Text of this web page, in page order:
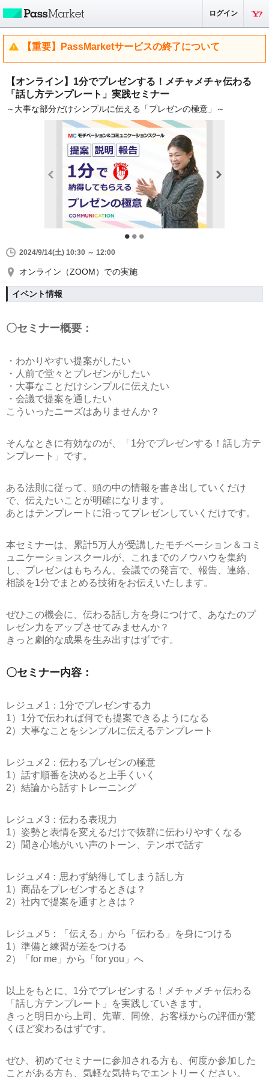
ログイン
【重要】PassMarketサービスの終了について
【オンライン】1分でプレゼンする！メチャメチャ伝わる
「話し方テンプレート」実践セミナー
～大事な部分だけシンプルに伝える「プレゼンの極意」～
2024/9/14(土) 10:30 ～ 12:00
オンライン（ZOOM）での実施
イベント情報
〇セミナー概要：
・わかりやすい提案がしたい
・人前で堂々とプレゼンがしたい
・大事なことだけシンプルに伝えたい
・会議で提案を通したい
こういったニーズはありませんか？
そんなときに有効なのが、
「1分でプレゼンする！話し方テ
ンプレート」 です。
ある法則に従って、頭の中の情報を書き出していくだけ
で、伝えたいことが明確になります。
あとはテンプレートに沿ってプレゼンしていくだけです。
本セミナーは、累計5万人が受講したモチベーション＆コミ
ュニケーションスクールが、これまでのノウハウを集約
し、プレゼンはもちろん、会議での発言で、報告、連絡、
相談を1分でまとめる技術をお伝えいたします。
ぜひこの機会に、伝わる話し方を身につけて、あなたのプ
レゼン力をアップさせてみませんか？
きっと劇的な成果を生み出すはずです。
〇セミナー内容：
レジュメ1：1分でプレゼンする力
1）1分で伝われば何でも提案できるようになる
2）大事なことをシンプルに伝えるテンプレート
レジュメ2：伝わるプレゼンの極意
1）話す順番を決めると上手くいく
2）結論から話すトレーニング
レジュメ3：伝わる表現力
1）姿勢と表情を変えるだけで抜群に伝わりやすくなる
2）聞き心地がいい声のトーン、テンポで話す
レジュメ4：思わず納得してしまう話し方
1）商品をプレゼンするときは？
2）社内で提案を通すときは？
レジュメ5：「伝える」から「伝わる」を身につける
1）準備と練習が差をつける
2）「for me」から「for you」へ
以上をもとに、 1分でプレゼンする！メチャメチャ伝わる
「話し方テンプレート」
を実践していきます。
きっと明日から上司、先輩、同僚、お客様からの評価が驚
くほど変わるはずです。
ぜひ、初めてセミナーに参加される方も、何度か参加した
ことがある方も、気軽な気持ちでエントリーください。